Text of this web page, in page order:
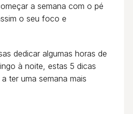
a semana com o pé
o seu foco e
dedicar algumas horas de
à noite, estas 5 dicas
ter uma semana mais